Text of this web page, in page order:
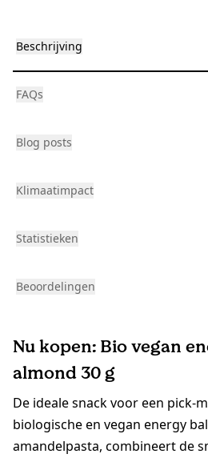
Beschrijving
FAQs
Blog posts
Klimaatimpact
Statistieken
Beoordelingen
Nu kopen: Bio vegan
almond 30 g
De ideale snack voor een pick-
biologische en vegan energy
amandelpasta, combineert de